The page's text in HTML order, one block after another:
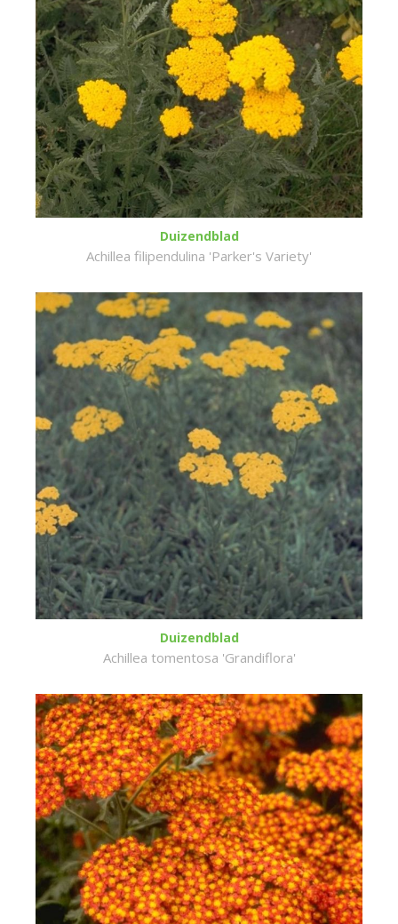
Duizendblad
Achillea filipendulina 'Parker's Variety'
Duizendblad
Achillea tomentosa 'Grandiflora'